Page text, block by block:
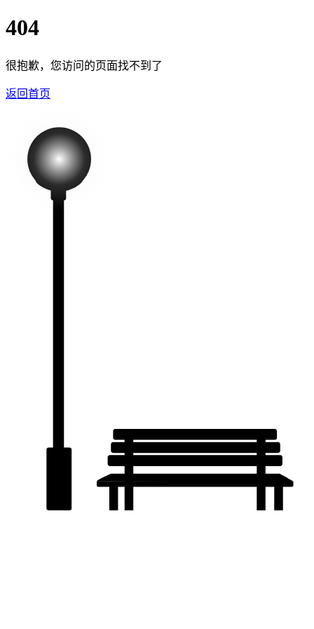
404
很抱歉，您访问的页面找不到了
返回首页